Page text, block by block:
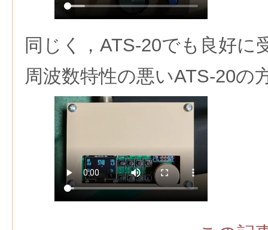
同じく，ATS-20でも良好に
周波数特性の悪いATS-20の